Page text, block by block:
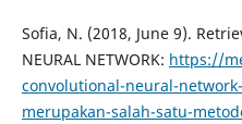
Sofia, N. (2018, June 9).
NEURAL NETWORK: https://
convolutional-neural-
merupakan-salah-satu-